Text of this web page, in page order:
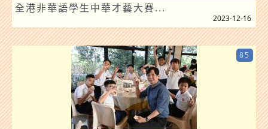
全港非華語學生中華才藝大賽...
2023-12-16
85